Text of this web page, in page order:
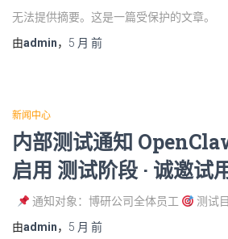
无法提供摘要。这是一篇受保护的文章。
由admin， 5 月 前
新闻中心
内部测试通知
启用 测试阶段 · 诚邀试
通知对象：博研公司全体员工 测试
由admin， 5 月 前